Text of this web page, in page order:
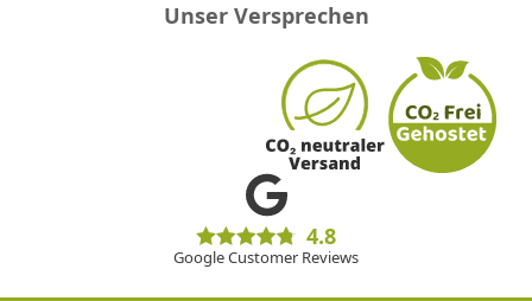
Unser Versprechen
4.8
Google Customer Reviews